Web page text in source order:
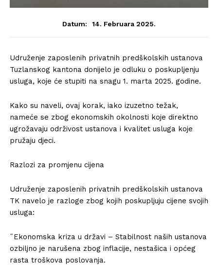
Datum: 14. Februara 2025.
Udruženje zaposlenih privatnih predškolskih ustanova
Tuzlanskog kantona donijelo je odluku o poskupljenju
usluga, koje će stupiti na snagu 1. marta 2025. godine.
Kako su naveli, ovaj korak, iako izuzetno težak,
nameće se zbog ekonomskih okolnosti koje direktno
ugrožavaju održivost ustanova i kvalitet usluga koje
pružaju djeci.
Razlozi za promjenu cijena
Udruženje zaposlenih privatnih predškolskih ustanova
TK navelo je razloge zbog kojih poskupljuju cijene svojih
usluga:
˝Ekonomska kriza u državi – Stabilnost naših ustanova
ozbiljno je narušena zbog inflacije, nestašica i općeg
rasta troškova poslovanja.